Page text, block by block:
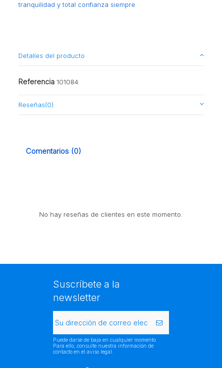
tranquilidad y total confianza siempre
Detalles del producto
Referencia 101084
Reseñas(0)
Comentarios (0)
No hay reseñas de clientes en este momento.
Suscríbete a la
newsletter
Puede darse de baja en cualquier momento.
Para ello, consulte nuestra información de
contacto en el aviso legal.